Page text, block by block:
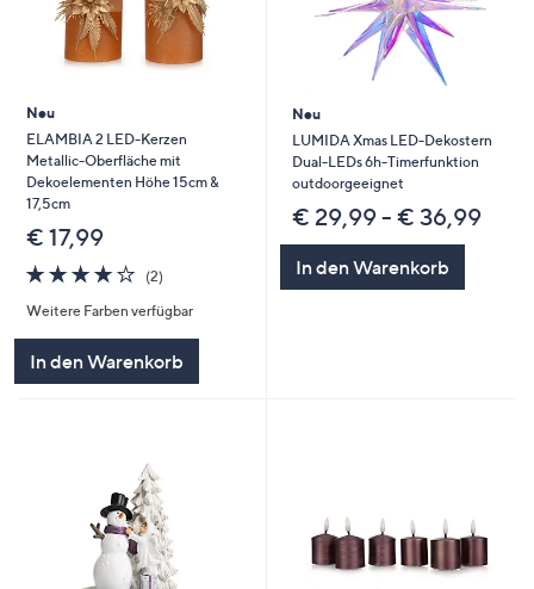
Neu
ELAMBIA 2 LED-Kerzen
Metallic-Oberfläche mit
Dekoelementen Höhe 15cm &
17,5cm
€ 17,99
4.0
von
5
(2)2
Weitere Farben verfügbar
In den Warenkorb
Neu
LUMIDA Xmas LED-Dekostern
Dual-LEDs 6h-Timerfunktion
outdoorgeeignet
€ 29,99 - € 36,99
In den Warenkorb